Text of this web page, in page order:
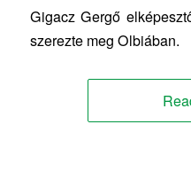
Gigacz Gergő
szerezte meg Olbiában.